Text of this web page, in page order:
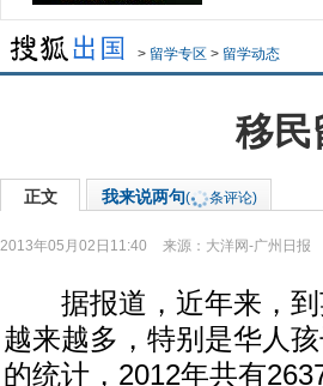
> 留学专区 > 留学动态
移民
正文 我来说两句( 条评论)
2013年05月02日11:40 来源： 大洋网-广州日报
据报道，近年来，到
越来越多，特别是华人
的统计，2012年共有